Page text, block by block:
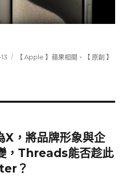
分【 Apple 】蘋果相關 、
【 原創 】
，將品牌形象與企
，Threads能否趁此
？